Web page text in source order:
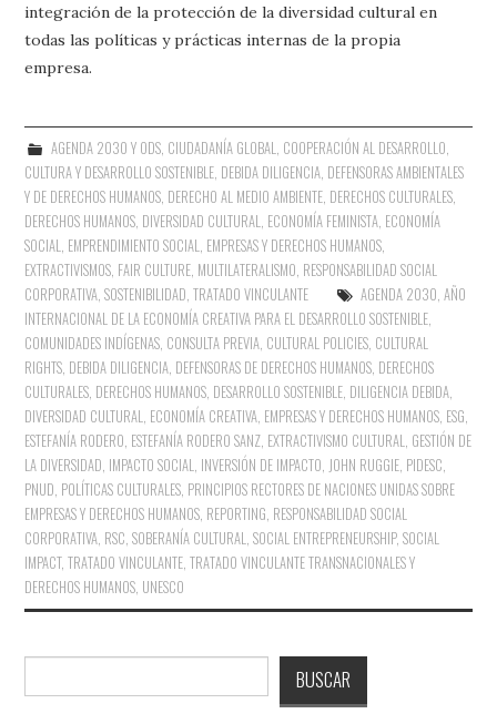
integración de la protección de la diversidad cultural en
todas las políticas y prácticas internas de la propia
empresa.
AGENDA 2030 Y ODS, CIUDADANÍA GLOBAL COOPERACIÓN AL DESARROLLO
CULTURA Y DESARROLLO SOSTENIBLE DEBIDA DILIGENCIA DEFENSORAS AMBIENTALES
Y DE DERECHOS HUMANOS DERECHO AL MEDIO AMBIENTE DERECHOS CULTURALES
DERECHOS HUMANOS DIVERSIDAD CULTURAL ECONOMÍA FEMINISTA ECONOMÍA
SOCIAL EMPRENDIMIENTO SOCIAL EMPRESAS Y DERECHOS HUMANOS
EXTRACTIVISMOS FAIR CULTURE MULTILATERALISMO RESPONSABILIDAD SOCIAL
CORPORATIVA ,SOSTENIBILIDAD ,TRATADO VINCULANTE AGENDA 2030 AÑO
INTERNACIONAL DE LA ECONOMÍA CREATIVA PARA EL DESARROLLO SOSTENIBLE
COMUNIDADES INDÍGENAS CONSULTA PREVIA CULTURAL POLICIES CULTURAL
RIGHTS DEBIDA DILIGENCIA DEFENSORAS DE DERECHOS HUMANOS DERECHOS
CULTURALES DERECHOS HUMANOS DESARROLLO SOSTENIBLE DILIGENCIA DEBIDA
DIVERSIDAD CULTURAL ECONOMÍA CREATIVA EMPRESAS Y DERECHOS HUMANOS ESG
ESTEFANÍA RODERO ESTEFANÍA RODERO SANZ EXTRACTIVISMO CULTURAL GESTIÓN DE
LA DIVERSIDAD IMPACTO SOCIAL INVERSIÓN DE IMPACTO JOHN RUGGIE PIDESC
PNUD POLÍTICAS CULTURALES PRINCIPIOS RECTORES DE NACIONES UNIDAS SOBRE
EMPRESAS Y DERECHOS HUMANOS REPORTING RESPONSABILIDAD SOCIAL
CORPORATIVA RSC ,SOBERANÍA CULTURAL ,SOCIAL ENTREPRENEURSHIP,SOCIAL
IMPACT,TRATADO VINCULANTE ,TRATADO VINCULANTE TRANSNACIONALES Y
DERECHOS HUMANOS UNESCO
BUSCAR